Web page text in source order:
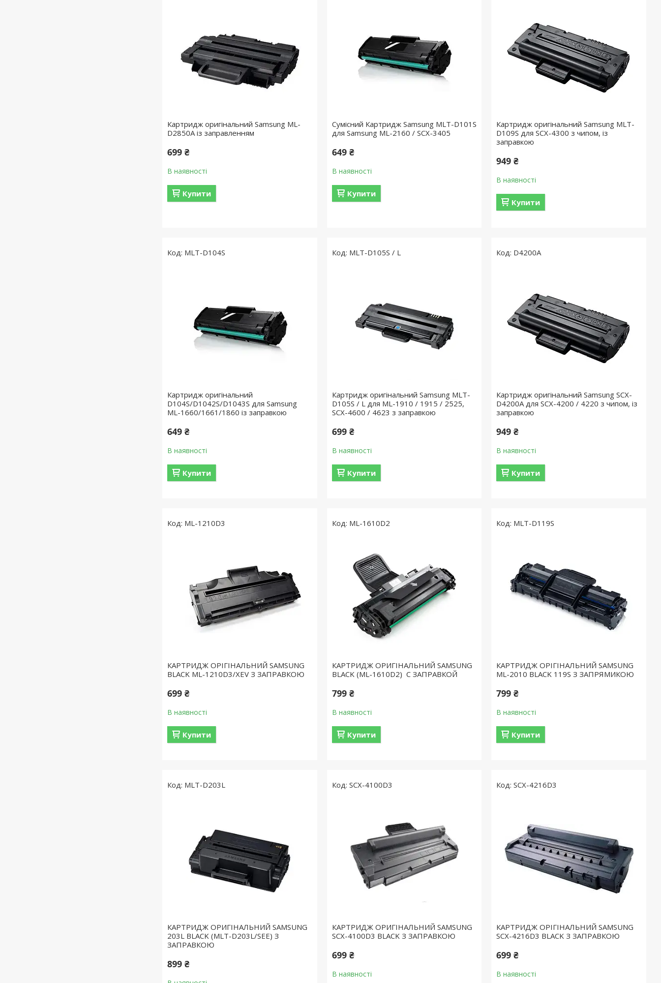
Картридж оригінальний Samsung ML-
D2850A із заправленням
699 ₴
В наявності
Купити
Сумісний Картридж Samsung MLT-D101S
для Samsung ML-2160 / SCX-3405
649 ₴
В наявності
Купити
Картридж оригінальний Samsung MLT-
D109S для SCX-4300 з чипом, із
заправкою
949 ₴
В наявності
Купити
MLT-D104S
Картридж оригінальний
D104S/D1042S/D1043S для Samsung
ML-1660/1661/1860 із заправкою
649 ₴
В наявності
Купити
MLT-D105S / L
Картридж оригінальний Samsung MLT-
D105S / L для ML-1910 / 1915 / 2525,
SCX-4600 / 4623 з заправкою
699 ₴
В наявності
Купити
D4200A
Картридж оригінальний Samsung SCX-
D4200A для SCX-4200 / 4220 з чипом, із
заправкою
949 ₴
В наявності
Купити
ML-1210D3
КАРТРИДЖ ОРІГІНАЛЬНИЙ SAMSUNG
BLACK ML-1210D3/XEV З ЗАПРАВКОЮ
699 ₴
В наявності
Купити
ML-1610D2
КАРТРИДЖ ОРИГІНАЛЬНИЙ SAMSUNG
BLACK (ML-1610D2) С ЗАПРАВКОЙ
799 ₴
В наявності
Купити
MLT-D119S
КАРТРИДЖ ОРІГІНАЛЬНИЙ SAMSUNG
ML-2010 BLACK 119S З ЗАПРЯМИКОЮ
799 ₴
В наявності
Купити
MLT-D203L
КАРТРИДЖ ОРИГІНАЛЬНИЙ SAMSUNG
203L BLACK (MLT-D203L/SEE) З
ЗАПРАВКОЮ
899 ₴
SCX-4100D3
КАРТРИДЖ ОРИГІНАЛЬНИЙ SAMSUNG
SCX-4100D3 BLACK З ЗАПРАВКОЮ
699 ₴
В наявності
SCX-4216D3
КАРТРИДЖ ОРІГІНАЛЬНИЙ SAMSUNG
SCX-4216D3 BLACK З ЗАПРАВКОЮ
699 ₴
В наявності